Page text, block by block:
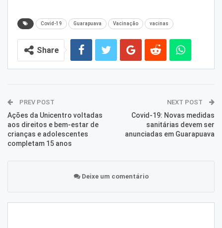
Covid-19 Guarapuava Vacinação vacinas
Share
PREV POST
Ações da Unicentro voltadas
aos direitos e bem-estar de
crianças e adolescentes
completam 15 anos
NEXT POST
Covid-19: Novas medidas
sanitárias devem ser
anunciadas em Guarapuava
Deixe um comentário